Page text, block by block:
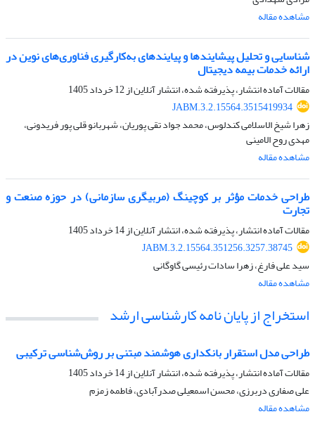
مشاهده مقاله
شناسایی و تحلیل پیشایندها و پیایندهای به‌کارگیری فناوری‌های نوین در
ارائه خدمات بیمه دیجیتال
مقالات آماده انتشار، پذیرفته شده، انتشار آنلاین از12 خرداد 1405
JABM.3.2.15564.3515419934
زهرا شیخ الاسلامی کندلوس، محمد جواد تقی پوریان، شهربانو قلی پور فریدونی،
مهدی روح الامینی
مشاهده مقاله
طراحی خدمات مؤثر بر کوچینگ (مربیگری سازمانی) در حوزه صنعت و
تجارت
مقالات آماده انتشار، پذیرفته شده، انتشار آنلاین از14 خرداد 1405
JABM.3.2.15564.351256.3257.38745
سید علی فارغ، زهرا سادات رئیسی گاوگانی
مشاهده مقاله
استخراج از پایان نامه کارشناسی ارشد
طراحی مدل استقرار بانکداری هوشمند مبتنی بر روش‌شناسی ترکیبی
مقالات آماده انتشار، پذیرفته شده، انتشار آنلاین از14 خرداد 1405
علی صفاری دربرزی، محسن اسمعیلی صدرآبادی، فاطمه زمزم
مشاهده مقاله